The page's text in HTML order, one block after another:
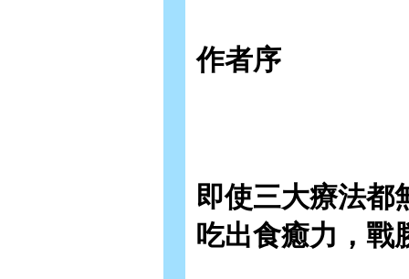
作者序
即使三大療法都
吃出食癒力，戰